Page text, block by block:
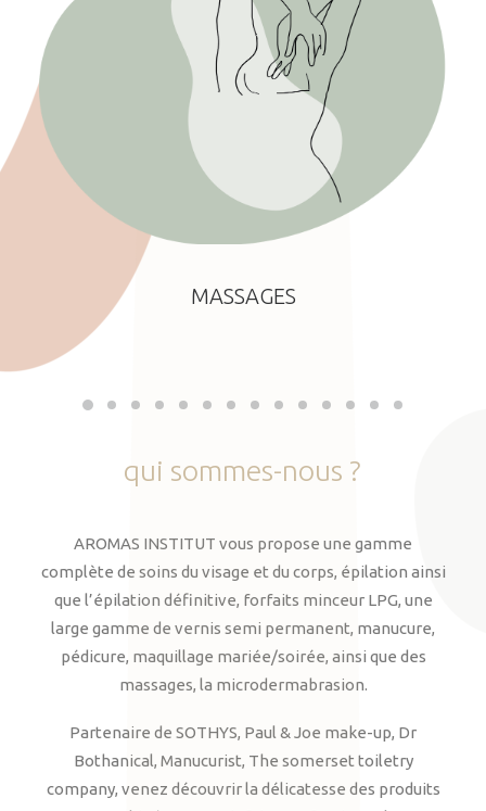
MASSAGES
qui sommes-nous ?
AROMAS INSTITUT vous propose une gamme
complète de soins du visage et du corps, épilation ainsi
que l’épilation définitive, forfaits minceur LPG, une
large gamme de vernis semi permanent, manucure,
pédicure, maquillage mariée/soirée, ainsi que des
massages, la microdermabrasion.
Partenaire de SOTHYS, Paul & Joe make-up, Dr
Bothanical, Manucurist, The somerset toiletry
company, venez découvrir la délicatesse des produits